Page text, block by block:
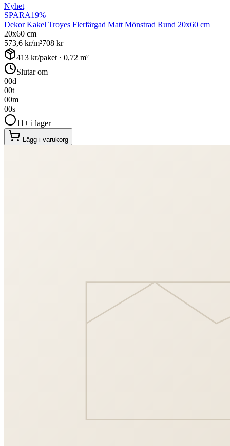
Nyhet
SPARA19%
Dekor Kakel Troyes Flerfärgad Matt Mönstrad Rund 20x60 cm
20x60 cm
573,6 kr/m²708 kr
413 kr/paket · 0,72 m²
Slutar om
00d
00t
00m
00s
11+ i lager
Lägg i varukorg